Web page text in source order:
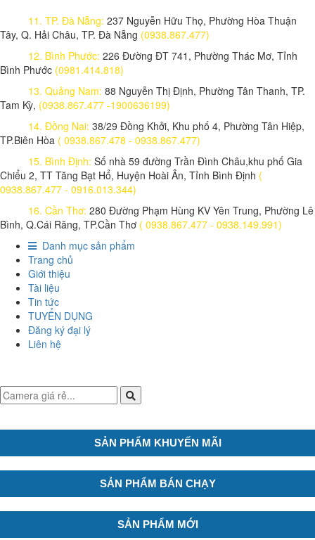
11. TP. Đà Nẵng: 237 Nguyễn Hữu Thọ, Phường Hòa Thuận
Tây, Q. Hải Châu, TP. Đà Nẵng (0938.867.477)
12. Bình Phước: 226 Đường ĐT 741, Phường Thác Mơ, Tỉnh
Bình Phước (0981.414.818)
13. Quảng Nam: 88 Nguyễn Thị Định, Phường Tân Thanh, TP.
Tam Kỳ, (0938.867.477 -1900636199)
14. Đồng Nai: 38/29 Đồng Khởi, Khu phố 4, Phường Tân Hiệp,
TP.Biên Hòa ( 0938.867.478 - 0938.867.477)
15. Bình Định: Số nhà 59 đường Trần Đình Châu,khu phố Gia
Chiểu 2, TT Tăng Bạt Hổ, Huyện Hoài Ân, Tỉnh Bình Định (
0938.867.477 - 0916.013.344)
16. Cần Thơ: 280 Đường Phạm Hùng KV Yên Trung, Phường Lê
Bình, Q.Cái Răng, TP.Cần Thơ ( 0938.867.477 - 0938.149.991)
Danh mục sản phẩm
Trang chủ
Giới thiệu
Tài liệu
Tin tức
TUYỂN DỤNG
Đăng ký đại lý
Liên hệ
SẢN PHẨM KHUYẾN MÃI
SẢN PHẨM BÁN CHẠY
SẢN PHẨM MỚI